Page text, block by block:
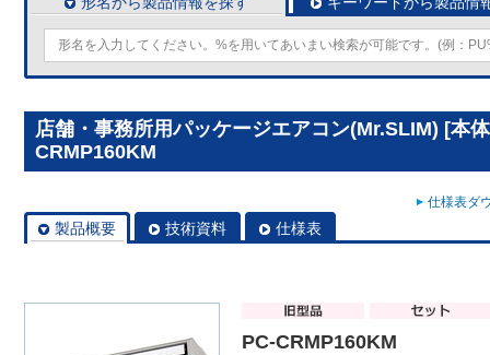
店舗・事務所用パッケージエアコン(Mr.SLIM) [本
CRMP160KM
仕様表ダ
製品概要 技術資料 仕様表
PC-CRMP160KM